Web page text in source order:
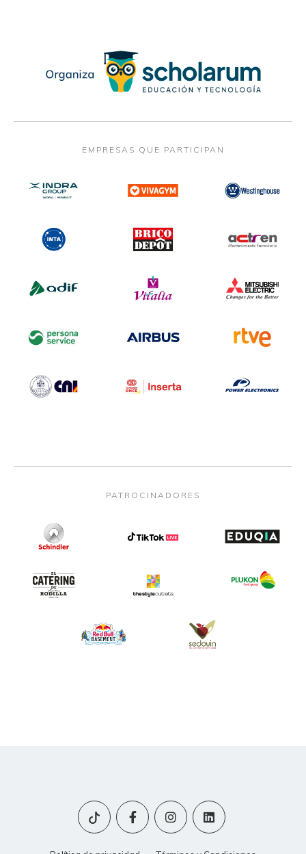
EMPRESAS QUE PARTICIPAN
PATROCINADORES